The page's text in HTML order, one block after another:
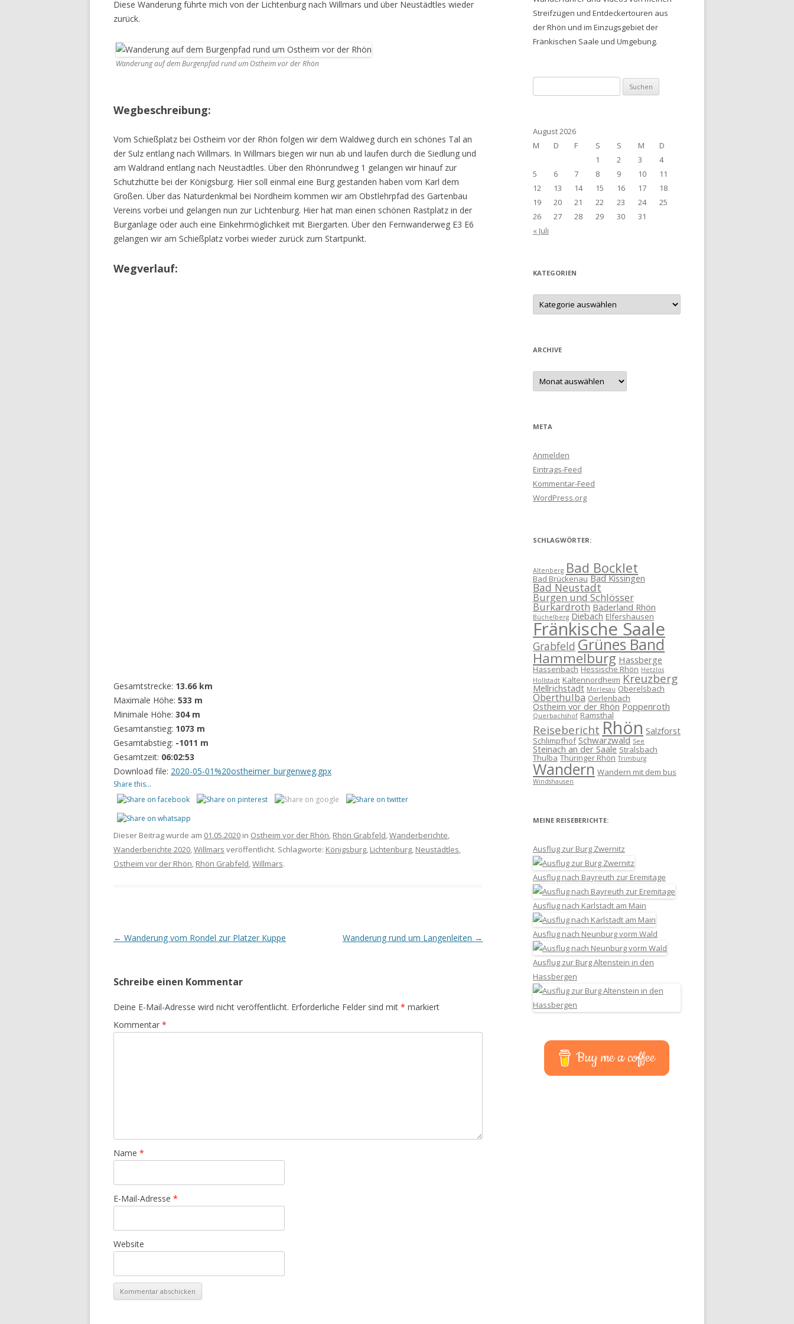
HAMMELBURG
WANDERFÜHRER
WANDERN AM GRÜNEN BAND IN
DER RHÖN UND GRABFELD
WANDERURLAUB FÜSSEN 2022
WANDERURLAUB IM OBEREN
MAINTAL
Diese Wanderung führte mich von der Lichtenburg nach Willmars und über Neustädtles wieder
zurück.
Wanderung auf dem Burgenpfad rund um Ostheim vor der Rhön
Wegbeschreibung:
Vom Schießplatz bei Ostheim vor der Rhön folgen wir dem Waldweg durch ein schönes Tal an
der Sulz entlang nach Willmars. In Willmars biegen wir nun ab und laufen durch die Siedlung und
am Waldrand entlang nach Neustädtles. Über den Rhönrundweg 1 gelangen wir hinauf zur
Schutzhütte bei der Königsburg. Hier soll einmal eine Burg gestanden haben vom Karl dem
Großen. Über das Naturdenkmal bei Nordheim kommen wir am Obstlehrpfad des Gartenbau
Vereins vorbei und gelangen nun zur Lichtenburg. Hier hat man einen schönen Rastplatz in der
Burganlage oder auch eine Einkehrmöglichkeit mit Biergarten. Über den Fernwanderweg E3 E6
gelangen wir am Schießplatz vorbei wieder zurück zum Startpunkt.
Wegverlauf:
Gesamtstrecke: 13.66 km
Maximale Höhe: 533 m
Minimale Höhe: 304 m
Gesamtanstieg: 1073 m
Gesamtabstieg: -1011 m
Gesamtzeit: 06:02:53
Download file: 2020-05-01%20ostheimer_burgenweg.gpx
Share this...
Dieser Beitrag wurde am 01.05.2020 in Ostheim vor der Rhön, Rhön Grabfeld,Wanderberichte,
Wanderberichte 2020,Willmars veröffentlicht. Schlagworte: Königsburg, Lichtenburg, Neustädtles,
Ostheim vor der Rhön, Rhön Grabfeld,Willmars.
Beitrags-
← Wanderung vom Rondel zur Platzer Kuppe Wanderung rund um Langenleiten →
Schreibe einen Kommentar
Deine E-Mail-Adresse wird nicht veröffentlicht. Erforderliche Felder sind mit * markiert
Kommentar *
Name *
E-Mail-Adresse *
Website
Streifzügen und Entdeckertouren aus
der Rhön und im Einzugsgebiet der
Fränkischen Saale und Umgebung.
nach:
August 2026
M
D F S S M
D
1
2 3
4
5
6 7 8 9 10
11
12
13 14 15 16 17
18
19
20 21 22 23 24
25
26
27 28 29 30
31
« Juli
KATEGORIEN
Kategorien
ARCHIVE
Archive
META
Anmelden
Eintrags-Feed
Kommentar-Feed
WordPress.org
SCHLAGWÖRTER:
Altenberg Bad Bocklet
Bad Brückenau Bad Kissingen
Bad Neustadt
Burgen und Schlösser
Burkardroth Bäderland Rhön
Büchelberg Diebach Elfershausen
Fränkische Saale
Grabfeld Grünes Band
Hammelburg Hassberge
Hassenbach Hessische Rhön Hetzlos
Hollstadt Kaltennordheim Kreuzberg
Mellrichstadt Morlesau Oberelsbach
Oberthulba Oerlenbach
Ostheim vor der Rhön Poppenroth
Querbachshof Ramsthal
ReiseberichtRhön Salzforst
Schlimpfhof Schwarzwald See
Steinach an der Saale Stralsbach
Thulba Thüringer Rhön Trimburg
Wandern Wandern mit dem bus
Windshausen
MEINE REISEBERICHTE:
Ausflug zur Burg Zwernitz
Ausflug nach Bayreuth zur Eremitage
Ausflug nach Karlstadt am Main
Ausflug nach Neunburg vorm Wald
Ausflug zur Burg Altenstein in den
Hassbergen
Buy me a coffee